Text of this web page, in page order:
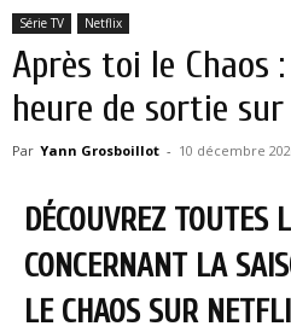
Série TV Netflix
Après toi le Chaos
heure de sortie
Par Yann Grosboillot - 10 décembre
DÉCOUVREZ TOUTES
CONCERNANT LA
LE CHAOS SUR